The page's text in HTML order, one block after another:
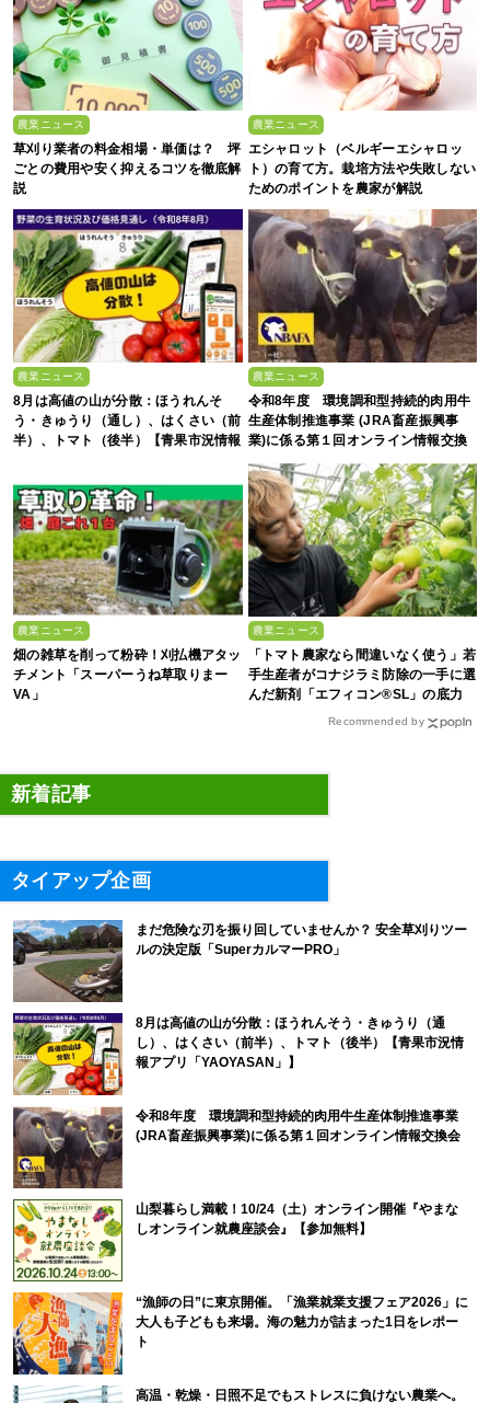
農業ニュース
草刈り業者の料金相場・単価は？ 坪
ごとの費用や安く抑えるコツを徹底解
説
農業ニュース
エシャロット（ベルギーエシャロッ
ト）の育て方。栽培方法や失敗しない
ためのポイントを農家が解説
農業ニュース
8月は高値の山が分散：ほうれんそ
う・きゅうり（通し）、はくさい（前
半）、トマト（後半）【青果市況情報
農業ニュース
令和8年度 環境調和型持続的肉用牛
生産体制推進事業 (JRA畜産振興事
業)に係る第１回オンライン情報交換
会
農業ニュース
畑の雑草を削って粉砕！刈払機アタッ
チメント「スーパーうね草取りまー
VA」
農業ニュース
「トマト農家なら間違いなく使う」若
手生産者がコナジラミ防除の一手に選
んだ新剤「エフィコン®SL」の底力
Recommended by
新着記事
タイアップ企画
まだ危険な刃を振り回していませんか？ 安全草刈りツー
ルの決定版「SuperカルマーPRO」
8月は高値の山が分散：ほうれんそう・きゅうり（通
し）、はくさい（前半）、トマト（後半）【青果市況情
報アプリ「YAOYASAN」】
令和8年度 環境調和型持続的肉用牛生産体制推進事業
(JRA畜産振興事業)に係る第１回オンライン情報交換会
山梨暮らし満載！10/24（土）オンライン開催『やまな
しオンライン就農座談会』【参加無料】
“漁師の日”に東京開催。「漁業就業支援フェア2026」に
大人も子どもも来場。海の魅力が詰まった1日をレポー
ト
高温・乾燥・日照不足でもストレスに負けない農業へ。